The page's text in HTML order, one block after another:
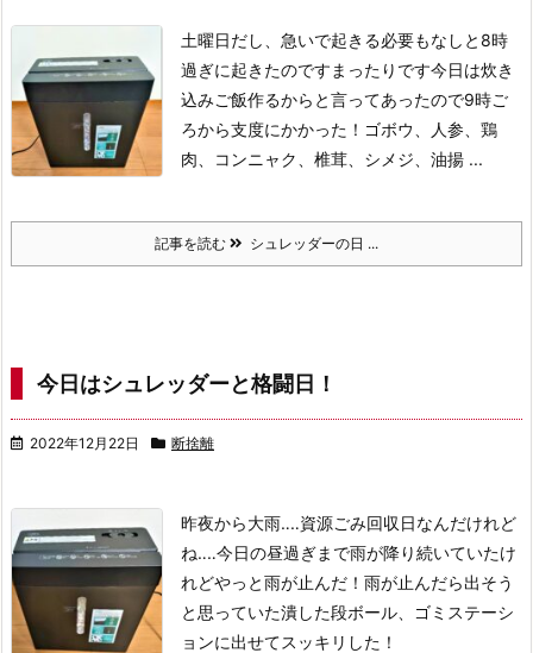
土曜日だし、急いで起きる必要もなしと8時
過ぎに起きたのです まったりです今日は炊き
込みご飯作るからと言ってあったので9時ご
ろから支度にかかった！ ゴボウ、人参、鶏
肉、コンニャク、椎茸、シメジ、油揚 ...
記事を読む シュレッダーの日 ...
今日はシュレッダーと格闘日！
2022年12月22日 断捨離
昨夜から大雨‥‥資源ごみ回収日なんだけれど
ね‥‥今日の昼過ぎまで雨が降り続いていたけ
れどやっと雨が止んだ！ 雨が止んだら出そう
と思っていた潰した段ボール、ゴミステーシ
ョンに出せてスッキリした！